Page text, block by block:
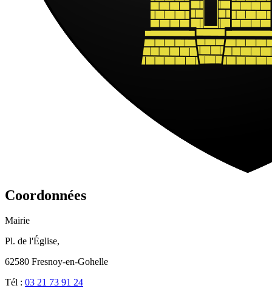
Coordonnées
Mairie
Pl. de l'Église,
62580 Fresnoy-en-Gohelle
Tél : 03 21 73 91 24